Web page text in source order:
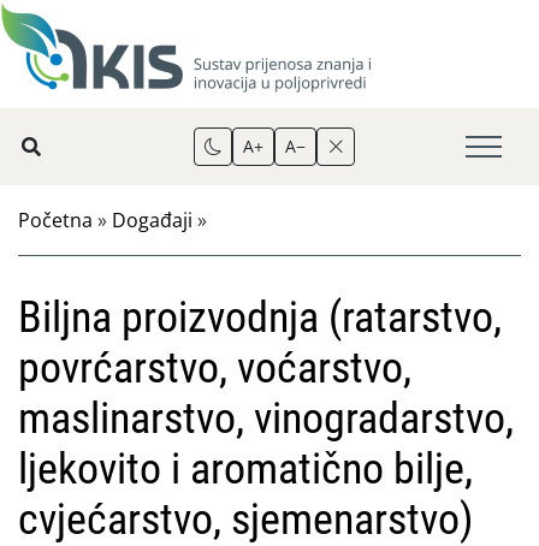
A+ A−
Početna » Događaji »
Biljna proizvodnja (ratarstvo,
povrćarstvo, voćarstvo,
maslinarstvo, vinogradarstvo,
ljekovito i aromatično bilje,
cvjećarstvo, sjemenarstvo)